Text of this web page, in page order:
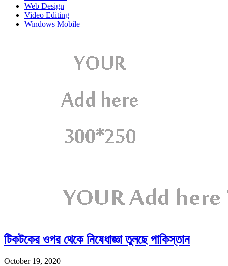
Web Design
Video Editing
Windows Mobile
টিকটকের ওপর থেকে নিষেধাজ্ঞা তুলছে পাকিস্তান
October 19, 2020